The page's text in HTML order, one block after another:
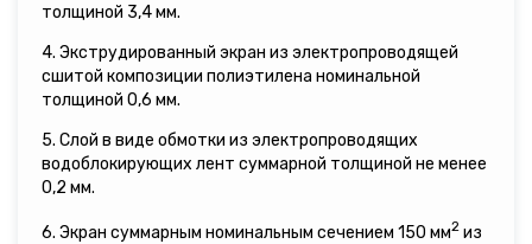
толщиной 3,4 мм.
4. Экструдированный экран из электропроводящей
сшитой композиции полиэтилена номинальной
толщиной 0,6 мм.
5. Слой в виде обмотки из электропроводящих
водоблокирующих лент суммарной толщиной не менее
0,2 мм.
6. Экран суммарным номинальным сечением 150 мм2 из